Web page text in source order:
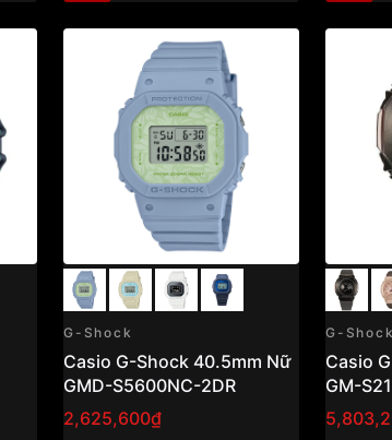
G-Shock
Casio G-Shock 40.5mm Nữ
GMD-S5600NC-2DR
2,625,600₫
G-Shock
Casio
GM-